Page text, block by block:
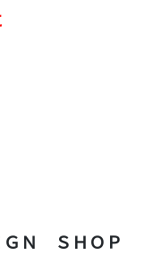
Ｎ ＳＨＯＰ